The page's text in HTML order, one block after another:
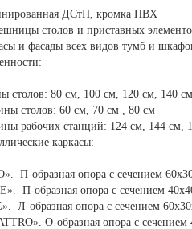
ДСтП, кромка ПВХ
столов и приставных
и фасады всех видов тумб и
столов: 80 см, 100 см, 120 см, 140
столов: 60 см, 70 см , 80 см
рабочих станций: 124 см, 144 см,
каркасы:
П-образная опора с сечением
П-образная опора с сечением
Л-образная опора с сечением
О-образная опора с